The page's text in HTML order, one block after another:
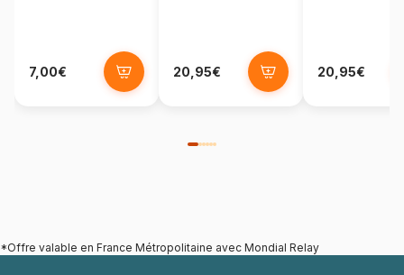
7,00€ 20,95€ 20,95€
*Offre valable en France Métropolitaine avec Mondial Relay